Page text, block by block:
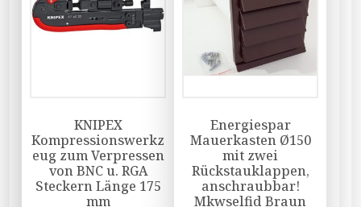
KNIPEX
Kompressionswerkz
eug zum Verpressen
von BNC u. RGA
Steckern Länge 175
mm
Energiespar
Mauerkasten Ø150
mit zwei
Rückstauklappen,
anschraubbar!
Mkwselfid Braun